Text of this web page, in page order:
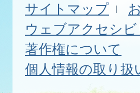
サイトマップ
ウェブアクセシビ
著作権について
個人情報の取り扱